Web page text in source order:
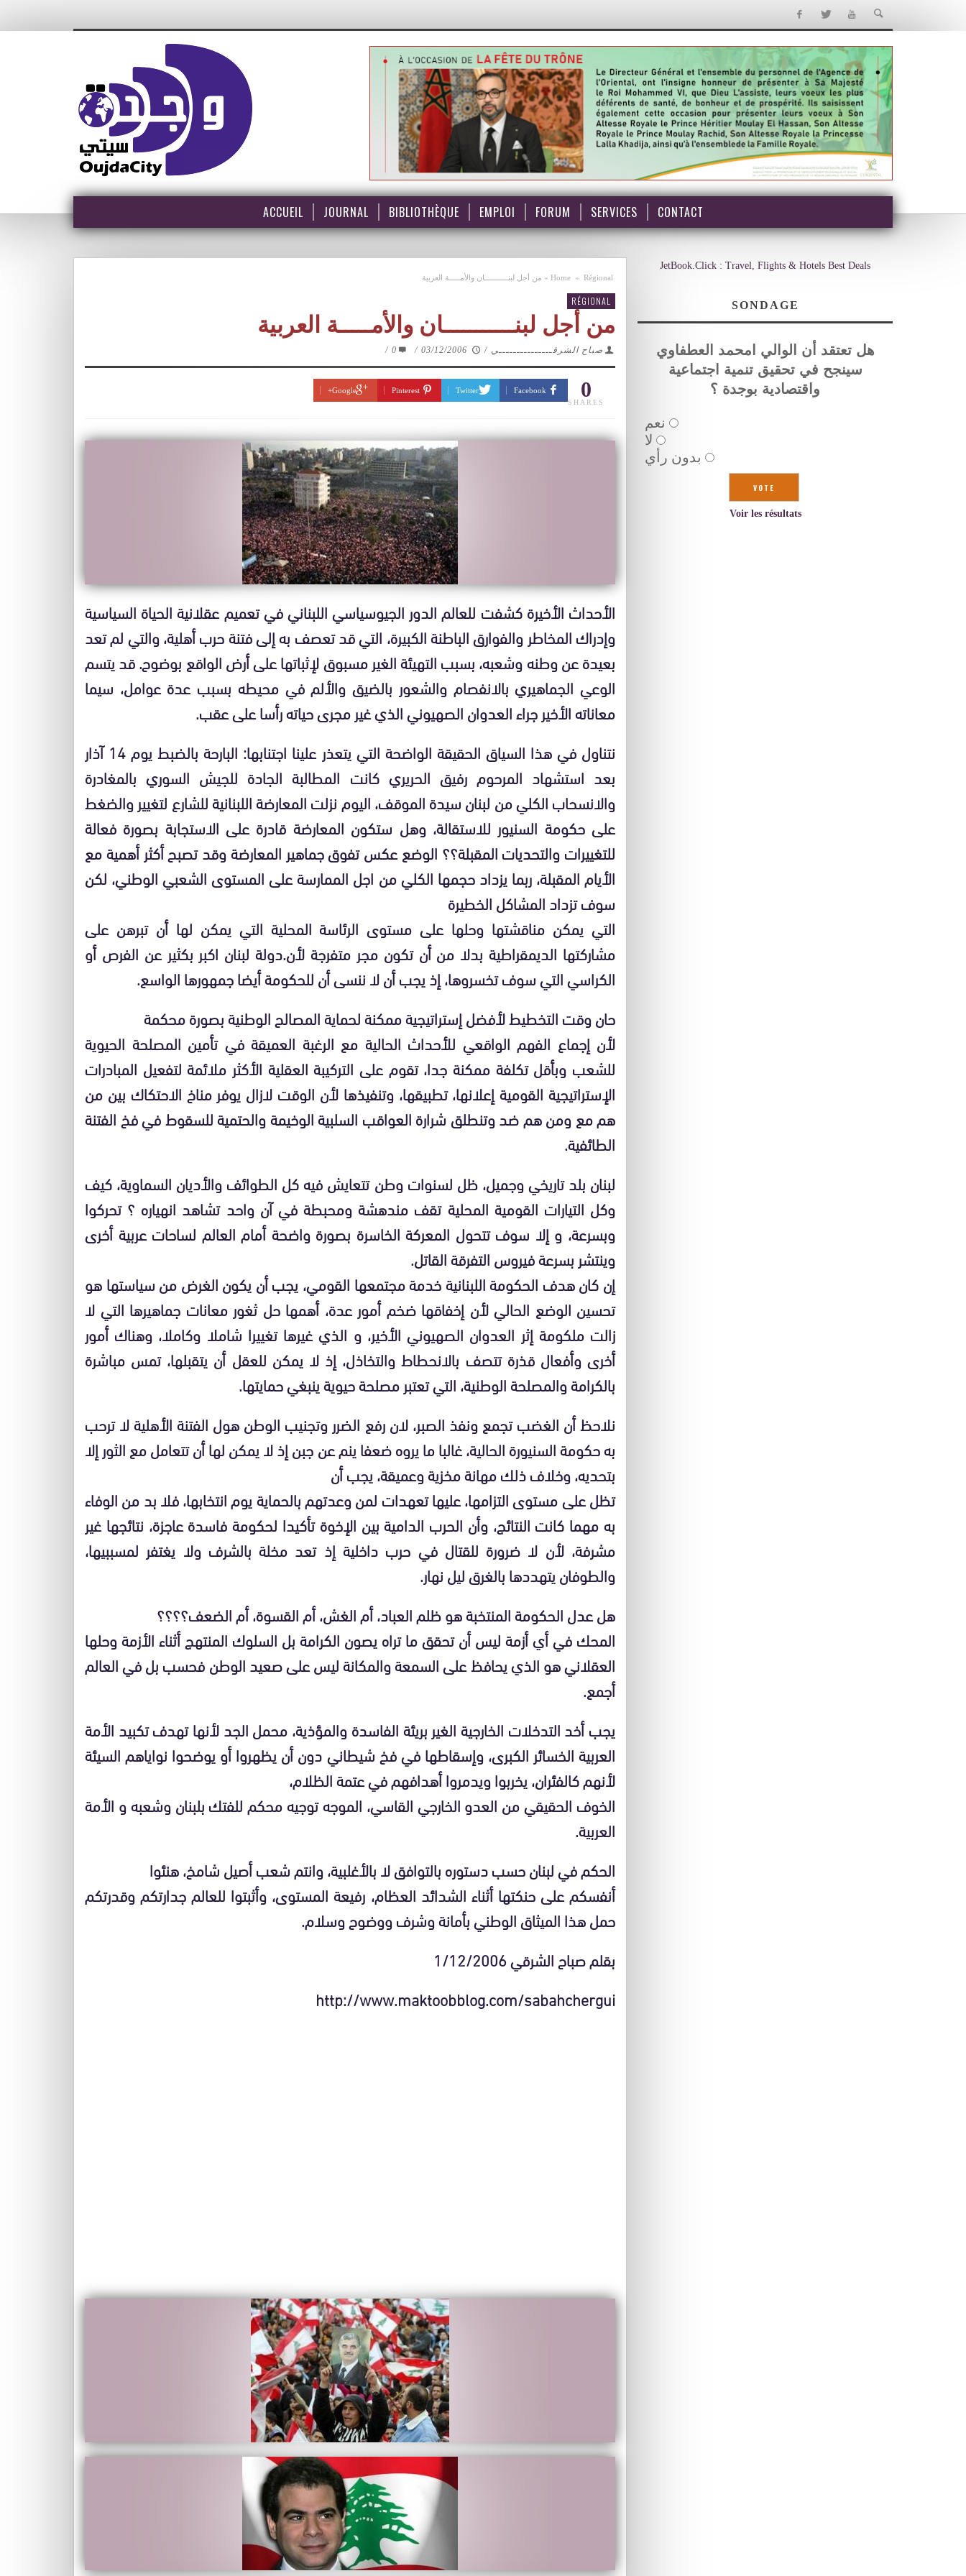
ACCUEIL JOURNAL BIBLIOTHÈQUE EMPLOI FORUM SERVICES CONTACT
Home » Régional
» من أجل لبنـــــــــــان والأمـــــة العربية
RÉGIONAL
من أجل لبنـــــــــــان والأمـــــة العربية
صباح الشرقـــــــــــــــي /
03/12/2006
/
0
/
0
SHARES
Facebook
Twitter
Pinterest
Google+
الأحداث الأخيرة كشفت للعالم الدور الجيوسياسي اللبناني في تعميم عقلانية الحياة السياسية
وإدراك المخاطر والفوارق الباطنة الكبيرة، التي قد تعصف به إلى فتنة حرب أهلية، والتي لم تعد
بعيدة عن وطنه وشعبه، بسبب التهيئة الغير مسبوق لإثباتها على أرض الواقع بوضوح. قد يتسم
الوعي الجماهيري بالانفصام والشعور بالضيق والألم في محيطه بسبب عدة عوامل، سيما
معاناته الأخير جراء العدوان الصهيوني الذي غير مجرى حياته رأسا على عقب.
نتناول في هذا السياق الحقيقة الواضحة التي يتعذر علينا اجتنابها: البارحة بالضبط يوم 14 آذار
بعد استشهاد المرحوم رفيق الحريري كانت المطالبة الجادة للجيش السوري بالمغادرة
والانسحاب الكلي من لبنان سيدة الموقف، اليوم نزلت المعارضة اللبنانية للشارع لتغيير والضغط
على حكومة السنيور للاستقالة، وهل ستكون المعارضة قادرة على الاستجابة بصورة فعالة
للتغييرات والتحديات المقبلة؟؟ الوضع عكس تفوق جماهير المعارضة وقد تصبح أكثر أهمية مع
الأيام المقبلة، ربما يزداد حجمها الكلي من اجل الممارسة على المستوى الشعبي الوطني، لكن
سوف تزداد المشاكل الخطيرة
التي يمكن مناقشتها وحلها على مستوى الرئاسة المحلية التي يمكن لها أن تبرهن على
مشاركتها الديمقراطية بدلا من أن تكون مجر متفرجة لأن.دولة لبنان اكبر بكثير عن الفرص أو
الكراسي التي سوف تخسروها، إذ يجب أن لا ننسى أن للحكومة أيضا جمهورها الواسع.
حان وقت التخطيط لأفضل إستراتيجية ممكنة لحماية المصالح الوطنية بصورة محكمة
لأن إجماع الفهم الواقعي للأحداث الحالية مع الرغبة العميقة في تأمين المصلحة الحيوية
للشعب وبأقل تكلفة ممكنة جدا، تقوم على التركيبة العقلية الأكثر ملائمة لتفعيل المبادرات
الإستراتيجية القومية إعلانها، تطبيقها، وتنفيذها لأن الوقت لازال يوفر مناخ الاحتكاك بين من
هم مع ومن هم ضد وتنطلق شرارة العواقب السلبية الوخيمة والحتمية للسقوط في فخ الفتنة
الطائفية.
لبنان بلد تاريخي وجميل، ظل لسنوات وطن تتعايش فيه كل الطوائف والأديان السماوية، كيف
وكل التيارات القومية المحلية تقف مندهشة ومحبطة في آن واحد تشاهد انهياره ؟ تحركوا
وبسرعة، و إلا سوف تتحول المعركة الخاسرة بصورة واضحة أمام العالم لساحات عربية أخرى
وينتشر بسرعة فيروس التفرقة القاتل.
إن كان هدف الحكومة اللبنانية خدمة مجتمعها القومي، يجب أن يكون الغرض من سياستها هو
تحسين الوضع الحالي لأن إخفاقها ضخم أمور عدة، أهمها حل ثغور معانات جماهيرها التي لا
زالت ملكومة إثر العدوان الصهيوني الأخير، و الذي غيرها تغييرا شاملا وكاملا، وهناك أمور
أخرى وأفعال قذرة تتصف بالانحطاط والتخاذل، إذ لا يمكن للعقل أن يتقبلها، تمس مباشرة
بالكرامة والمصلحة الوطنية، التي تعتبر مصلحة حيوية ينبغي حمايتها.
نلاحظ أن الغضب تجمع ونفذ الصبر، لان رفع الضرر وتجنيب الوطن هول الفتنة الأهلية لا ترحب
به حكومة السنيورة الحالية، غالبا ما يروه ضعفا ينم عن جبن إذ لا يمكن لها أن تتعامل مع الثور إلا
بتحديه، وخلاف ذلك مهانة مخزية وعميقة، يجب أن
تظل على مستوى التزامها، عليها تعهدات لمن وعدتهم بالحماية يوم انتخابها، فلا بد من الوفاء
به مهما كانت النتائج، وأن الحرب الدامية بين الإخوة تأكيدا لحكومة فاسدة عاجزة، نتائجها غير
مشرفة، لأن لا ضرورة للقتال في حرب داخلية إذ تعد مخلة بالشرف ولا يغتفر لمسببيها،
والطوفان يتهددها بالغرق ليل نهار.
هل عدل الحكومة المنتخبة هو ظلم العباد، أم الغش، أم القسوة، أم الضعف؟؟؟؟
المحك في أي أزمة ليس أن تحقق ما تراه يصون الكرامة بل السلوك المنتهج أثناء الأزمة وحلها
العقلاني هو الذي يحافظ على السمعة والمكانة ليس على صعيد الوطن فحسب بل في العالم
أجمع.
يجب أخد التدخلات الخارجية الغير بريئة الفاسدة والمؤذية، محمل الجد لأنها تهدف تكبيد الأمة
العربية الخسائر الكبرى، وإسقاطها في فخ شيطاني دون أن يظهروا أو يوضحوا نواياهم السيئة
لأنهم كالفئران، يخربوا ويدمروا أهدافهم في عتمة الظلام،
الخوف الحقيقي من العدو الخارجي القاسي، الموجه توجيه محكم للفتك بلبنان وشعبه و الأمة
العربية.
الحكم في لبنان حسب دستوره بالتوافق لا بالأغلبية، وانتم شعب أصيل شامخ، هنئوا
أنفسكم على حنكتها أثناء الشدائد العظام، رفيعة المستوى، وأثبتوا للعالم جدارتكم وقدرتكم
حمل هذا الميثاق الوطني بأمانة وشرف ووضوح وسلام.
بقلم صباح الشرقي 1/12/2006
http://www.maktoobblog.com/sabahchergui
JetBook.Click : Travel, Flights & Hotels Best Deals
SONDAGE
هل تعتقد أن الوالي امحمد العطفاوي
سينجح في تحقيق تنمية اجتماعية
واقتصادية بوجدة ؟
نعم
لا
بدون رأي
Voir les résultats